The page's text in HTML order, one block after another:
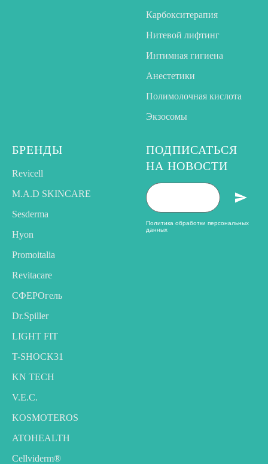
Карбокситерапия
Нитевой лифтинг
Интимная гигиена
Анестетики
Полимолочная кислота
Экзосомы
БРЕНДЫ
Revicell
M.A.D SKINCARE
Sesderma
Hyon
Promoitalia
Revitacare
CФЕРОгель
Dr.Spiller
LIGHT FIT
T-SHOCK31
KN TECH
V.E.C.
KOSMOTEROS
ATOHEALTH
Cellviderm®
ПОДПИСАТЬСЯ
НА НОВОСТИ
Политика обработки персональных
данных